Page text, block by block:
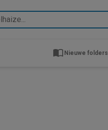
Nieuwe folders